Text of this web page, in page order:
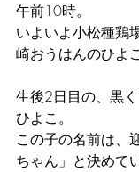
午前10時。
いよいよ小松種鶏
崎おうはんのひよ
生後2日目の、黒
ひよこ。
この子の名前は、
ちゃん」と決めて